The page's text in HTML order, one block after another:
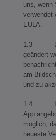
uns, wenn
verwendet
EULA.
1.3 Diese
geändert
am
und zu
1.4 Im
App
möglich,
neueste